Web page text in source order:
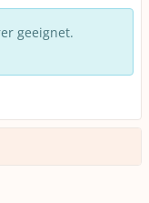
geeignet.